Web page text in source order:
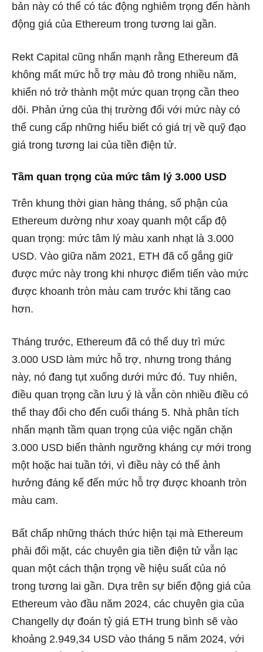
bản này có thể có tác động nghiêm trọng đến hành
động giá của Ethereum trong tương lai gần.
Rekt Capital cũng nhấn mạnh rằng Ethereum đã
không mất mức hỗ trợ màu đỏ trong nhiều năm,
khiến nó trở thành một mức quan trọng cần theo
dõi. Phản ứng của thị trường đối với mức này có
thể cung cấp những hiểu biết có giá trị về quỹ đạo
giá trong tương lai của tiền điện tử.
Tầm quan trọng của mức tâm lý 3.000 USD
Trên khung thời gian hàng tháng, số phận của
Ethereum dường như xoay quanh một cấp độ
quan trọng: mức tâm lý màu xanh nhạt là 3.000
USD. Vào giữa năm 2021, ETH đã cố gắng giữ
được mức này trong khi nhược điểm tiến vào mức
được khoanh tròn màu cam trước khi tăng cao
hơn.
Tháng trước, Ethereum đã có thể duy trì mức
3.000 USD làm mức hỗ trợ, nhưng trong tháng
này, nó đang tụt xuống dưới mức đó. Tuy nhiên,
điều quan trọng cần lưu ý là vẫn còn nhiều điều có
thể thay đổi cho đến cuối tháng 5. Nhà phân tích
nhấn mạnh tầm quan trọng của việc ngăn chặn
3.000 USD biến thành ngưỡng kháng cự mới trong
một hoặc hai tuần tới, vì điều này có thể ảnh
hưởng đáng kể đến mức hỗ trợ được khoanh tròn
màu cam.
Bất chấp những thách thức hiện tại mà Ethereum
phải đối mặt, các chuyên gia tiền điện tử vẫn lạc
quan một cách thận trọng về hiệu suất của nó
trong tương lai gần. Dựa trên sự biến động giá của
Ethereum vào đầu năm 2024, các chuyên gia của
Changelly dự đoán tỷ giá ETH trung bình sẽ vào
khoảng 2.949,34 USD vào tháng 5 năm 2024, với